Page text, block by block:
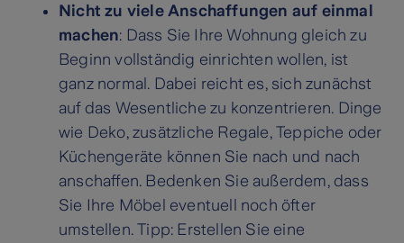
Nicht zu viele Anschaffungen auf einmal
machen: Dass Sie Ihre Wohnung gleich zu
Beginn vollständig einrichten wollen, ist
ganz normal. Dabei reicht es, sich zunächst
auf das Wesentliche zu konzentrieren. Dinge
wie Deko, zusätzliche Regale, Teppiche oder
Küchengeräte können Sie nach und nach
anschaffen. Bedenken Sie außerdem, dass
Sie Ihre Möbel eventuell noch öfter
umstellen. Tipp: Erstellen Sie eine